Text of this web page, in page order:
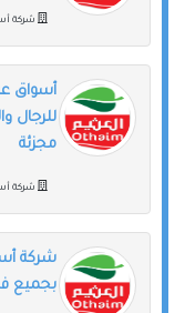
شركة
أسواق
للرجال
مجزئة
شركة
شركة
بجميع